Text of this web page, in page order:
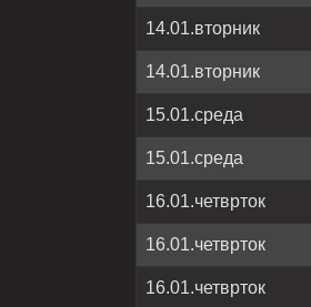
14.01.вторник
14.01.вторник
15.01.среда
15.01.среда
16.01.четврток
16.01.четврток
16.01.четврток